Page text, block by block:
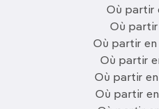
Où partir
Où
Où partir
Où partir
Où partir
Où partir